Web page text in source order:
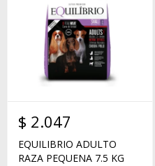
$ 2.047
EQUILIBRIO ADULTO
RAZA PEQUENA 7.5 KG